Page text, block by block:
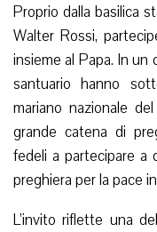
Proprio dalla basilica
Walter Rossi,
insieme al Papa. In un
santuario hanno
mariano nazionale
grande catena di
fedeli a partecipare a
preghiera per la pace
L’invito riflette una